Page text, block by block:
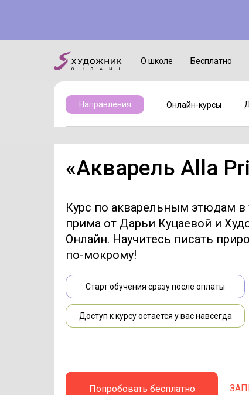
О школе Бесплатно
Онлайн-курсы
Направления
«Акварель Alla
Курс по акварельным этюдам в
прима от Дарьи Куцаевой и
Онлайн. Научитесь писать
по-мокрому!
Попробовать бесплатно
Доступ к курсу остается у вас навсегда
Старт обучения сразу после оплаты